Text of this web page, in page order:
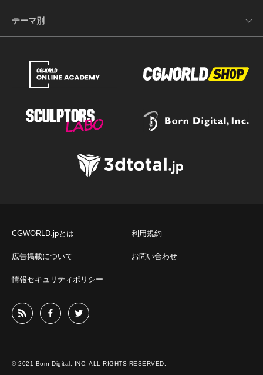
テーマ別
CGWORLD.jpとは 利用規約
広告掲載について お問い合わせ
情報セキュリティポリシー
© 2021 Born Digital, INC. ALL RIGHTS RESERVED.